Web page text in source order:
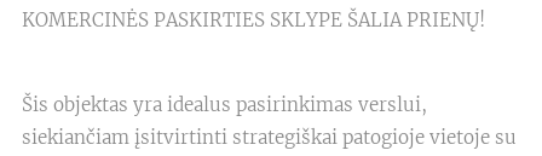
KOMERCINĖS PASKIRTIES SKLYPE ŠALIA PRIENŲ!
Šis objektas yra idealus pasirinkimas verslui,
siekiančiam įsitvirtinti strategiškai patogioje vietoje su